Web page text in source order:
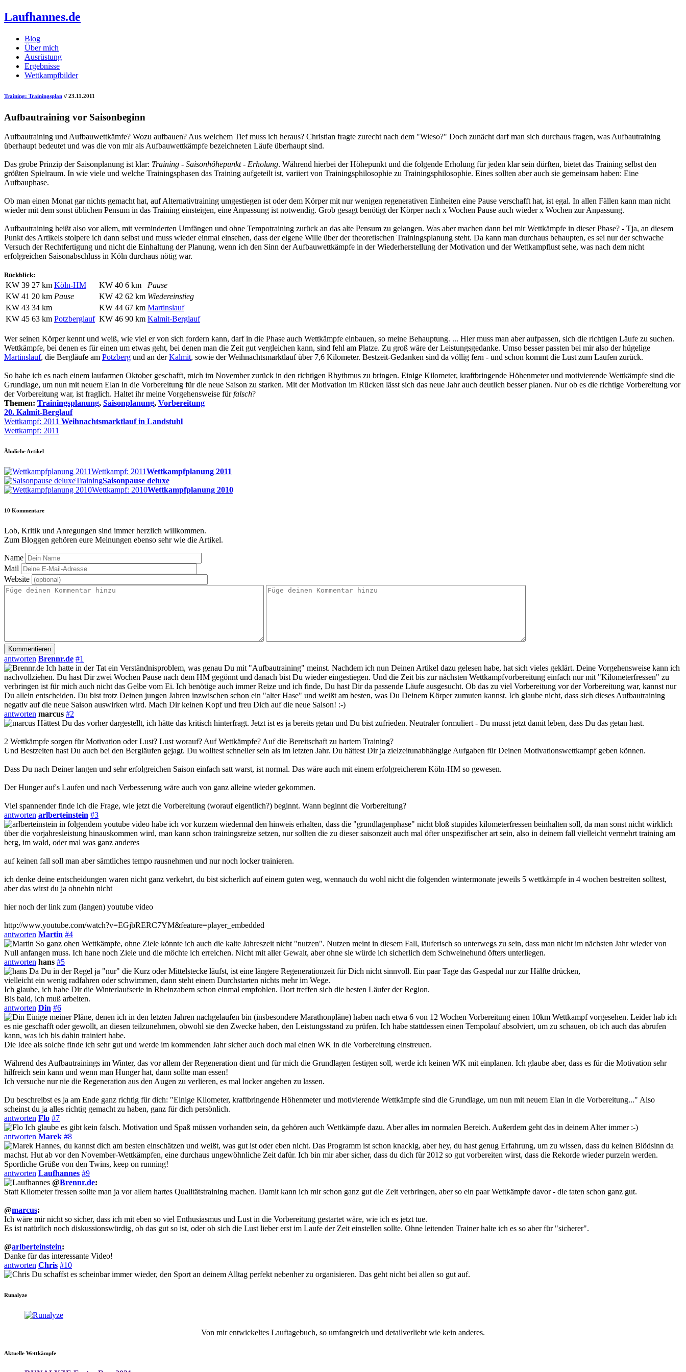
Laufhannes.de
Blog
Über mich
Ausrüstung
Ergebnisse
Wettkampfbilder
Training: Trainingsplan // 23.11.2011
Aufbautraining vor Saisonbeginn
Aufbautraining und Aufbauwettkämfe? Wozu aufbauen? Aus welchem Tief muss ich heraus? Christian fragte zurecht nach dem "Wieso?" Doch zunächt darf man sich durchaus fragen, was Aufbautraining
überhaupt bedeutet und was die von mir als Aufbauwettkämpfe bezeichneten Läufe überhaupt sind.
Das grobe Prinzip der Saisonplanung ist klar: Training - Saisonhöhepunkt - Erholung. Während hierbei der Höhepunkt und die folgende Erholung für jeden klar sein dürften, bietet das Training selbst den
größten Spielraum. In wie viele und welche Trainingsphasen das Training aufgeteilt ist, variiert von Trainingsphilosophie zu Trainingsphilosophie. Eines sollten aber auch sie gemeinsam haben: Eine
Aufbauphase.
Ob man einen Monat gar nichts gemacht hat, auf Alternativtraining umgestiegen ist oder dem Körper mit nur wenigen regenerativen Einheiten eine Pause verschafft hat, ist egal. In allen Fällen kann man nicht
wieder mit dem sonst üblichen Pensum in das Training einsteigen, eine Anpassung ist notwendig. Grob gesagt benötigt der Körper nach x Wochen Pause auch wieder x Wochen zur Anpassung.
Aufbautraining heißt also vor allem, mit verminderten Umfängen und ohne Tempotraining zurück an das alte Pensum zu gelangen. Was aber machen dann bei mir Wettkämpfe in dieser Phase? - Tja, an diesem
Punkt des Artikels stolpere ich dann selbst und muss wieder einmal einsehen, dass der eigene Wille über der theoretischen Trainingsplanung steht. Da kann man durchaus behaupten, es sei nur der schwache
Versuch der Rechtfertigung und nicht die Einhaltung der Planung, wenn ich den Sinn der Aufbauwettkämpfe in der Wiederherstellung der Motivation und der Wettkampflust sehe, was nach dem nicht
erfolgreichen Saisonabschluss in Köln durchaus nötig war.
Rückblick:
KW 39 27 km Köln-HM KW 40 6 km
Pause
KW 41 20 km Pause KW 42 62 km Wiedereinstieg
KW 43 34 km KW 44 67 km Martinslauf
KW 45 63 km Potzberglauf KW 46 90 km Kalmit-Berglauf
Wer seinen Körper kennt und weiß, wie viel er von sich fordern kann, darf in die Phase auch Wettkämpfe einbauen, so meine Behauptung. ... Hier muss man aber aufpassen, sich die richtigen Läufe zu suchen.
Wettkämpfe, bei denen es für einen um etwas geht, bei denen man die Zeit gut vergleichen kann, sind fehl am Platze. Zu groß wäre der Leistungsgedanke. Umso besser passten bei mir also der hügelige
Martinslauf, die Bergläufe am Potzberg und an derKalmit, sowie der Weihnachtsmarktlauf über 7,6 Kilometer. Bestzeit-Gedanken sind da völlig fern - und schon kommt die Lust zum Laufen zurück.
So habe ich es nach einem laufarmen Oktober geschafft, mich im November zurück in den richtigen Rhythmus zu bringen. Einige Kilometer, kraftbringende Höhenmeter und motivierende Wettkämpfe sind die
Grundlage, um nun mit neuem Elan in die Vorbereitung für die neue Saison zu starken. Mit der Motivation im Rücken lässt sich das neue Jahr auch deutlich besser planen. Nur ob es die richtige Vorbereitung vor
der Vorbereitung war, ist fraglich. Haltet ihr meine Vorgehensweise fürfalsch?
Themen: Trainingsplanung, Saisonplanung, Vorbereitung
20. Kalmit-Berglauf
Wettkampf: 2011 Weihnachtsmarktlauf in Landstuhl
Wettkampf: 2011
Ähnliche Artikel
Wettkampf: 2011Wettkampfplanung 2011
TrainingSaisonpause deluxe
Wettkampf: 2010Wettkampfplanung 2010
10 Kommentare
Lob, Kritik und Anregungen sind immer herzlich willkommen.
Zum Bloggen gehören eure Meinungen ebenso sehr wie die Artikel.
Name
Mail
Website
antworten Brennr.de #1
Ich hatte in der Tat ein Verständnisproblem, was genau Du mit "Aufbautraining" meinst. Nachdem ich nun Deinen Artikel dazu gelesen habe, hat sich vieles geklärt. Deine Vorgehensweise kann ich
nachvollziehen. Du hast Dir zwei Wochen Pause nach dem HM gegönnt und danach bist Du wieder eingestiegen. Und die Zeit bis zur nächsten Wettkampfvorbereitung einfach nur mit "Kilometerfressen" zu
verbringen ist für mich auch nicht das Gelbe vom Ei. Ich benötige auch immer Reize und ich finde, Du hast Dir da passende Läufe ausgesucht. Ob das zu viel Vorbereitung vor der Vorbereitung war, kannst nur
Du allein entscheiden. Du bist trotz Deinen jungen Jahren inzwischen schon ein "alter Hase" und weißt am besten, was Du Deinem Körper zumuten kannst. Ich glaube nicht, dass sich dieses Aufbautraining
negativ auf die neue Saison auswirken wird. Mach Dir keinen Kopf und freu Dich auf die neue Saison! :-)
antworten marcus #2
Hättest Du das vorher dargestellt, ich hätte das kritisch hinterfragt. Jetzt ist es ja bereits getan und Du bist zufrieden. Neutraler formuliert - Du musst jetzt damit leben, dass Du das getan hast.
2 Wettkämpfe sorgen für Motivation oder Lust? Lust worauf? Auf Wettkämpfe? Auf die Bereitschaft zu hartem Training?
Und Bestzeiten hast Du auch bei den Bergläufen gejagt. Du wolltest schneller sein als im letzten Jahr. Du hättest Dir ja zielzeitunabhängige Aufgaben für Deinen Motivationswettkampf geben können.
Dass Du nach Deiner langen und sehr erfolgreichen Saison einfach satt warst, ist normal. Das wäre auch mit einem erfolgreicherem Köln-HM so gewesen.
Der Hunger auf's Laufen und nach Verbesserung wäre auch von ganz alleine wieder gekommen.
Viel spannender finde ich die Frage, wie jetzt die Vorbereitung (worauf eigentlich?) beginnt. Wann beginnt die Vorbereitung?
antworten arlberteinstein #3
in folgendem youtube video habe ich vor kurzem wiedermal den hinweis erhalten, dass die "grundlagenphase" nicht bloß stupides kilometerfressen beinhalten soll, da man sonst nicht wirklich
über die vorjahresleistung hinauskommen wird, man kann schon trainingsreize setzen, nur sollten die zu dieser saisonzeit auch mal öfter unspezifischer art sein, also in deinem fall vielleicht vermehrt training am
berg, im wald, oder mal was ganz anderes
auf keinen fall soll man aber sämtliches tempo rausnehmen und nur noch locker trainieren.
ich denke deine entscheidungen waren nicht ganz verkehrt, du bist sicherlich auf einem guten weg, wennauch du wohl nicht die folgenden wintermonate jeweils 5 wettkämpfe in 4 wochen bestreiten solltest,
aber das wirst du ja ohnehin nicht
hier noch der link zum (langen) youtube video
http://www.youtube.com/watch?v=EGjbRERC7YM&feature=player_embedded
antworten Martin #4
So ganz ohen Wettkämpfe, ohne Ziele könnte ich auch die kalte Jahreszeit nicht "nutzen". Nutzen meint in diesem Fall, läuferisch so unterwegs zu sein, dass man nicht im nächsten Jahr wieder von
Null anfangen muss. Ich hane noch Ziele und die möchte ich erreichen. Nicht mit aller Gewalt, aber ohne sie würde ich sicherlich dem Schweinehund öfters unterliegen.
antworten hans #5
Da Du in der Regel ja "nur" die Kurz oder Mittelstecke läufst, ist eine längere Regenerationzeit für Dich nicht sinnvoll. Ein paar Tage das Gaspedal nur zur Hälfte drücken,
vielleicht ein wenig radfahren oder schwimmen, dann steht einem Durchstarten nichts mehr im Wege.
Ich glaube, ich habe Dir die Winterlaufserie in Rheinzabern schon einmal empfohlen. Dort treffen sich die besten Läufer der Region.
Bis bald, ich muß arbeiten.
antworten Din #6
Einige meiner Pläne, denen ich in den letzten Jahren nachgelaufen bin (insbesondere Marathonpläne) haben nach etwa 6 von 12 Wochen Vorbereitung einen 10km Wettkampf vorgesehen. Leider hab ich
es nie geschafft oder gewollt, an diesen teilzunehmen, obwohl sie den Zwecke haben, den Leistungsstand zu prüfen. Ich habe stattdessen einen Tempolauf absolviert, um zu schauen, ob ich auch das abrufen
kann, was ich bis dahin trainiert habe.
Die Idee als solche finde ich sehr gut und werde im kommenden Jahr sicher auch doch mal einen WK in die Vorbereitung einstreuen.
Während des Aufbautrainings im Winter, das vor allem der Regeneration dient und für mich die Grundlagen festigen soll, werde ich keinen WK mit einplanen. Ich glaube aber, dass es für die Motivation sehr
hilfreich sein kann und wenn man Hunger hat, dann sollte man essen!
Ich versuche nur nie die Regeneration aus den Augen zu verlieren, es mal locker angehen zu lassen.
Du beschreibst es ja am Ende ganz richtig für dich: "Einige Kilometer, kraftbringende Höhenmeter und motivierende Wettkämpfe sind die Grundlage, um nun mit neuem Elan in die Vorbereitung..." Also
scheinst du ja alles richtig gemacht zu haben, ganz für dich persönlich.
antworten Flo #7
Ich glaube es gibt kein falsch. Motivation und Spaß müssen vorhanden sein, da gehören auch Wettkämpfe dazu. Aber alles im normalen Bereich. Außerdem geht das in deinem Alter immer :-)
antworten Marek #8
Hannes, du kannst dich am besten einschätzen und weißt, was gut ist oder eben nicht. Das Programm ist schon knackig, aber hey, du hast genug Erfahrung, um zu wissen, dass du keinen Blödsinn da
machst. Hut ab vor den November-Wettkämpfen, eine durchaus ungewöhnliche Zeit dafür. Ich bin mir aber sicher, dass du dich für 2012 so gut vorbereiten wirst, dass die Rekorde wieder purzeln werden.
Sportliche Grüße von den Twins, keep on running!
antworten Laufhannes #9
@Brennr.de:
Statt Kilometer fressen sollte man ja vor allem hartes Qualitätstraining machen. Damit kann ich mir schon ganz gut die Zeit verbringen, aber so ein paar Wettkämpfe davor - die taten schon ganz gut.
@marcus:
Ich wäre mir nicht so sicher, dass ich mit eben so viel Enthusiasmus und Lust in die Vorbereitung gestartet wäre, wie ich es jetzt tue.
Es ist natürlich noch diskussionswürdig, ob das gut so ist, oder ob sich die Lust lieber erst im Laufe der Zeit einstellen sollte. Ohne leitenden Trainer halte ich es so aber für "sicherer".
@arlberteinstein:
Danke für das interessante Video!
antworten Chris #10
Du schaffst es scheinbar immer wieder, den Sport an deinem Alltag perfekt nebenher zu organisieren. Das geht nicht bei allen so gut auf.
Runalyze
Von mir entwickeltes Lauftagebuch, so umfangreich und detailverliebt wie kein anderes.
Aktuelle Wettkämpfe